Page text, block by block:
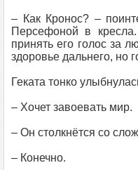
– Как Кронос? –
Персефоной в
принять его голос за
здоровье дальнего, но
Геката тонко
– Хочет завоевать мир.
– Он столкнётся со
– Конечно.